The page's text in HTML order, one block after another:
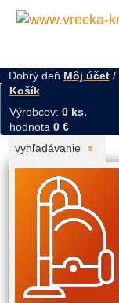
Dobrý deň Môj účet/
Košík
Výrobcov: 0 ks.
hodnota 0 €
vyhľadávanie